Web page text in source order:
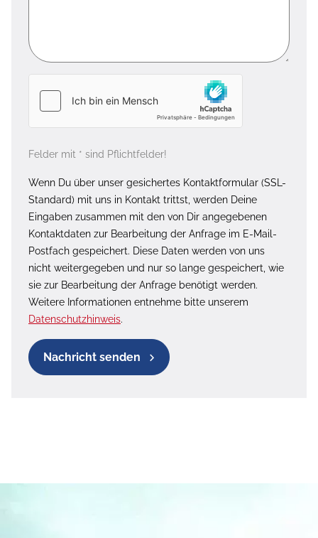
Felder mit * sind Pflichtfelder!
Wenn Du über unser gesichertes Kontaktformular (SSL-
Standard) mit uns in Kontakt trittst, werden Deine
Eingaben zusammen mit den von Dir angegebenen
Kontaktdaten zur Bearbeitung der Anfrage im E-Mail-
Postfach gespeichert. Diese Daten werden von uns
nicht weitergegeben und nur so lange gespeichert, wie
sie zur Bearbeitung der Anfrage benötigt werden.
Weitere Informationen entnehme bitte unserem
Datenschutzhinweis.
Nachricht senden